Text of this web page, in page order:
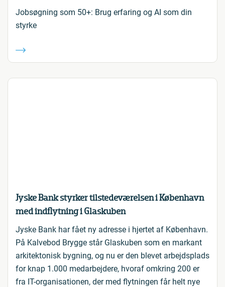
Jobsøgning som 50+: Brug erfaring og AI som din
styrke
Jyske Bank styrker tilstedeværelsen i København
med indflytning i Glaskuben
Jyske Bank har fået ny adresse i hjertet af København.
På Kalvebod Brygge står Glaskuben som en markant
arkitektonisk bygning, og nu er den blevet arbejdsplads
for knap 1.000 medarbejdere, hvoraf omkring 200 er
fra IT-organisationen, der med flytningen får helt nye